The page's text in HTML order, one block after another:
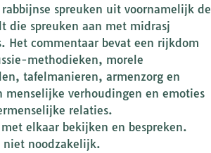
spreuken uit voornamelijk de
die spreuken aan met midrasj
commentaar bevat een rijkdom
methodieken, morele
tafelmanieren, armenzorg en
verhoudingen en emoties
relaties.
elkaar bekijken en bespreken.
niet noodzakelijk.